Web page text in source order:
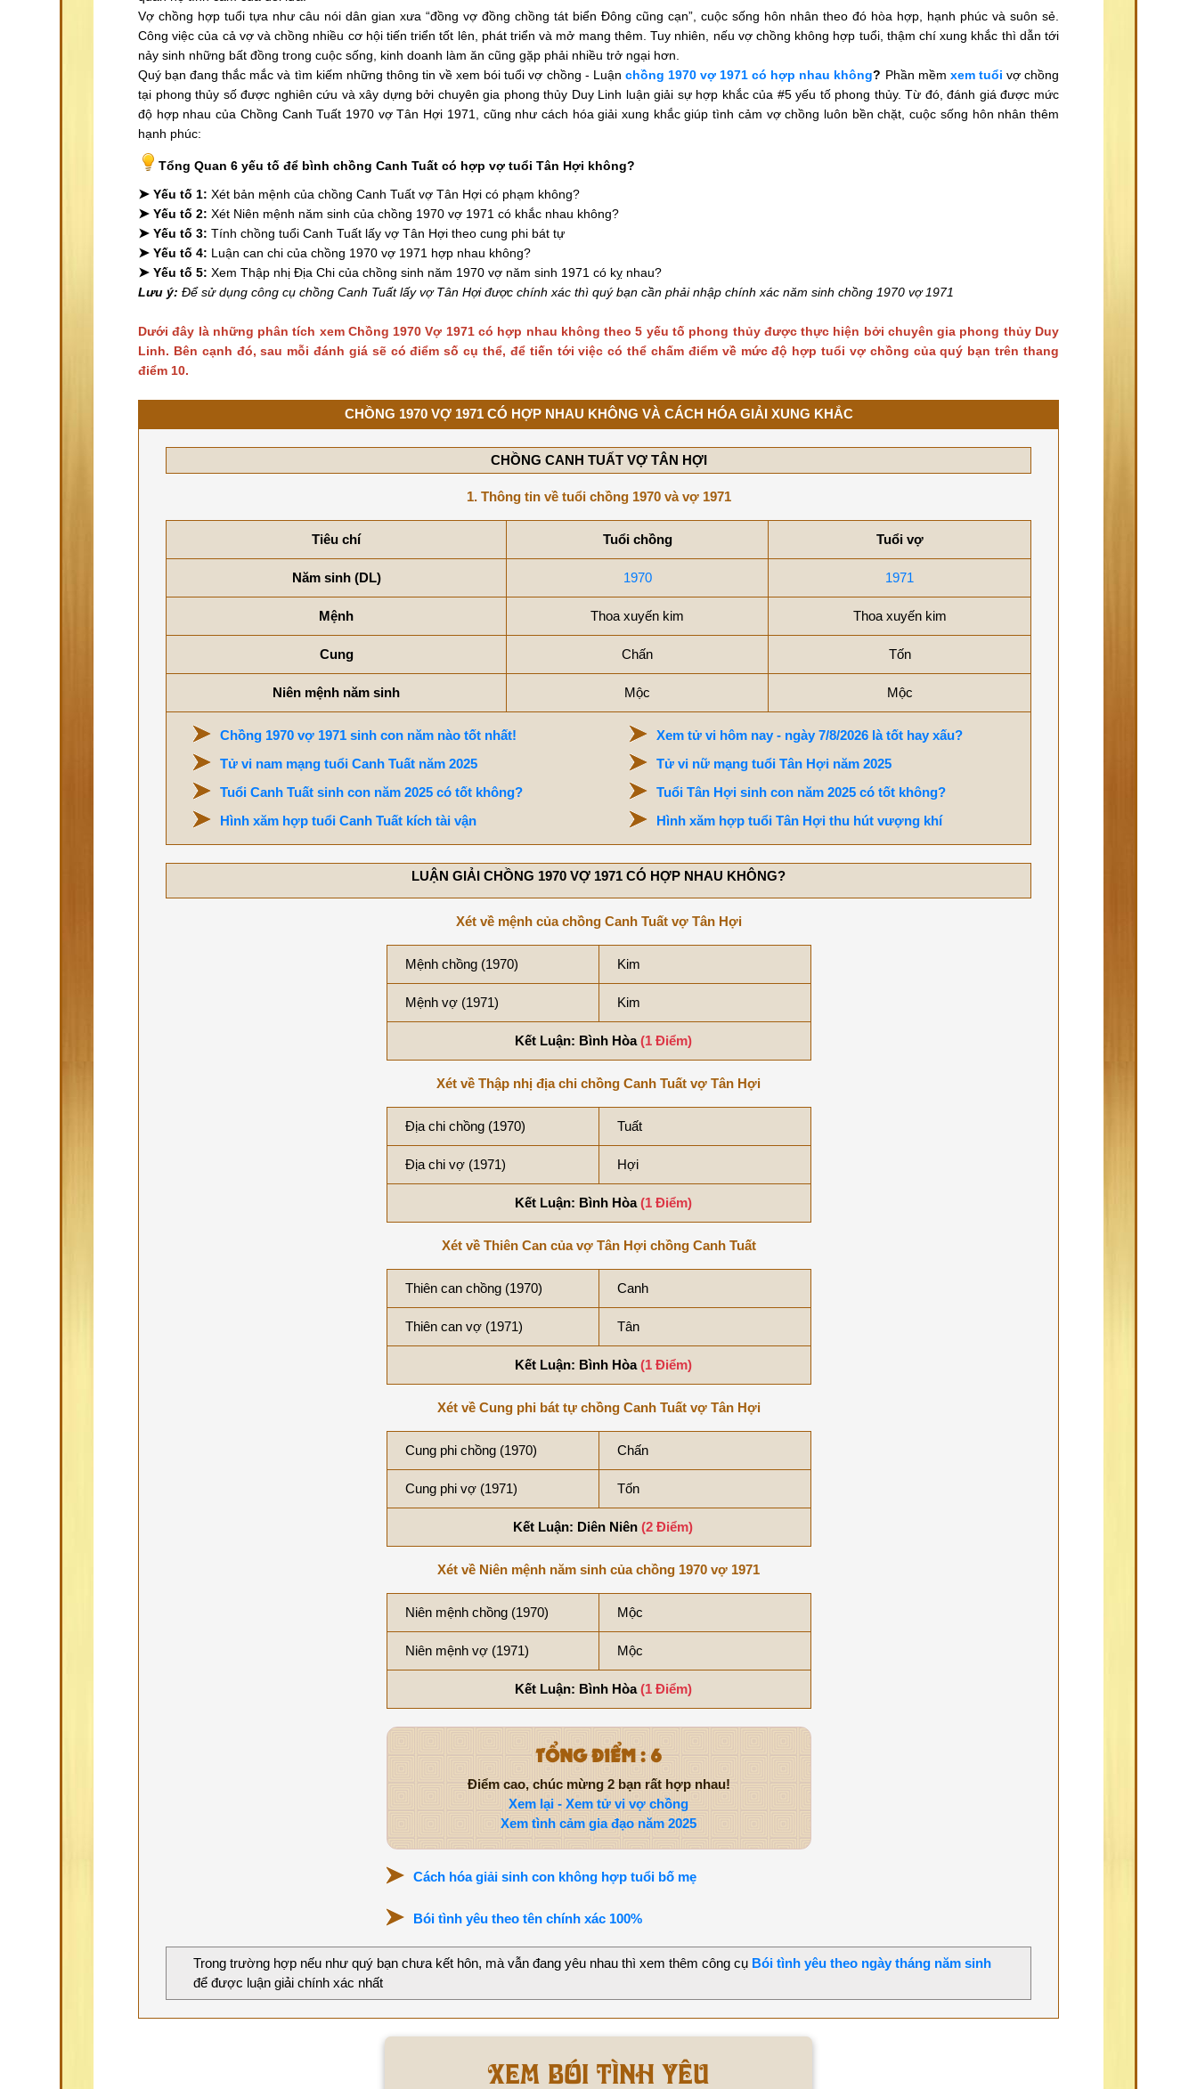
Vợ chồng hợp tuổi tựa như câu nói dân gian xưa “đồng vợ đồng chồng tát biển Đông cũng cạn”, cuộc sống hôn nhân theo đó hòa hợp, hạnh phúc và suôn sẻ.
Công việc của cả vợ và chồng nhiều cơ hội tiến triển tốt lên, phát triển và mở mang thêm. Tuy nhiên, nếu vợ chồng không hợp tuổi, thậm chí xung khắc thì dẫn tới
nảy sinh những bất đồng trong cuộc sống, kinh doanh làm ăn cũng gặp phải nhiều trở ngại hơn.
Quý bạn đang thắc mắc và tìm kiếm những thông tin về xem bói tuổi vợ chồng - Luận chồng 1970 vợ 1971 có hợp nhau không? Phần mềm xem tuổi vợ chồng
tại phong thủy số được nghiên cứu và xây dựng bởi chuyên gia phong thủy Duy Linh luận giải sự hợp khắc của #5 yếu tố phong thủy. Từ đó, đánh giá được mức
độ hợp nhau của Chồng Canh Tuất 1970 vợ Tân Hợi 1971, cũng như cách hóa giải xung khắc giúp tình cảm vợ chồng luôn bền chặt, cuộc sống hôn nhân thêm
hạnh phúc:
Tổng Quan 6 yếu tố để bình chồng Canh Tuất có hợp vợ tuổi Tân Hợi không?
➤ Yếu tố 1: Xét bản mệnh của chồng Canh Tuất vợ Tân Hợi có phạm không?
➤ Yếu tố 2: Xét Niên mệnh năm sinh của chồng 1970 vợ 1971 có khắc nhau không?
➤ Yếu tố 3: Tính chồng tuổi Canh Tuất lấy vợ Tân Hợi theo cung phi bát tự
➤ Yếu tố 4: Luận can chi của chồng 1970 vợ 1971 hợp nhau không?
➤ Yếu tố 5: Xem Thập nhị Địa Chi của chồng sinh năm 1970 vợ năm sinh 1971 có kỵ nhau?
Lưu ý: Để sử dụng công cụ chồng Canh Tuất lấy vợ Tân Hợi được chính xác thì quý bạn cần phải nhập chính xác năm sinh chồng 1970 vợ 1971
Dưới đây là những phân tích xem Chồng 1970 Vợ 1971 có hợp nhau không theo 5 yếu tố phong thủy được thực hiện bởi chuyên gia phong thủy Duy
Linh. Bên cạnh đó, sau mỗi đánh giá sẽ có điểm số cụ thể, để tiến tới việc có thể chấm điểm về mức độ hợp tuổi vợ chồng của quý bạn trên thang
điểm 10.
CHỒNG 1970 VỢ 1971 CÓ HỢP NHAU KHÔNG VÀ CÁCH HÓA GIẢI XUNG KHẮC
CHỒNG CANH TUẤT VỢ TÂN HỢI
1. Thông tin về tuổi chồng 1970 và vợ 1971
Tiêu chí Tuổi chồng Tuổi vợ
Năm sinh (DL) 1970 1971
Mệnh Thoa xuyến kim Thoa xuyến kim
Cung Chấn Tốn
Niên mệnh năm sinh Mộc Mộc
Chồng 1970 vợ 1971 sinh con năm nào tốt nhất!
Xem tử vi hôm nay - ngày 7/8/2026 là tốt hay xấu?
Tử vi nam mạng tuổi Canh Tuất năm 2025
Tử vi nữ mạng tuổi Tân Hợi năm 2025
Tuổi Canh Tuất sinh con năm 2025 có tốt không?
Tuổi Tân Hợi sinh con năm 2025 có tốt không?
Hình xăm hợp tuổi Canh Tuất kích tài vận
Hình xăm hợp tuổi Tân Hợi thu hút vượng khí
LUẬN GIẢI CHỒNG 1970 VỢ 1971 CÓ HỢP NHAU KHÔNG?
Xét về mệnh của chồng Canh Tuất vợ Tân Hợi
Mệnh chồng (1970) Kim
Mệnh vợ (1971) Kim
Kết Luận: Bình Hòa(1 Điểm)
Xét về Thập nhị địa chi chồng Canh Tuất vợ Tân Hợi
Địa chi chồng (1970) Tuất
Địa chi vợ (1971) Hợi
Kết Luận: Bình Hòa(1 Điểm)
Xét về Thiên Can của vợ Tân Hợi chồng Canh Tuất
Thiên can chồng (1970) Canh
Thiên can vợ (1971) Tân
Kết Luận: Bình Hòa(1 Điểm)
Xét về Cung phi bát tự chồng Canh Tuất vợ Tân Hợi
Cung phi chồng (1970) Chấn
Cung phi vợ (1971) Tốn
Kết Luận: Diên Niên (2 Điểm)
Xét về Niên mệnh năm sinh của chồng 1970 vợ 1971
Niên mệnh chồng (1970) Mộc
Niên mệnh vợ (1971) Mộc
Kết Luận: Bình Hòa(1 Điểm)
TỔNG ĐIỂM : 6
Điểm cao, chúc mừng 2 bạn rất hợp nhau!
Xem lại - Xem tử vi vợ chồng
Xem tình cảm gia đạo năm 2025
Cách hóa giải sinh con không hợp tuổi bố mẹ
Bói tình yêu theo tên chính xác 100%
Trong trường hợp nếu như quý bạn chưa kết hôn, mà vẫn đang yêu nhau thì xem thêm công cụ Bói tình yêu theo ngày tháng năm sinh
để được luận giải chính xác nhất
Xem bói tình yêu